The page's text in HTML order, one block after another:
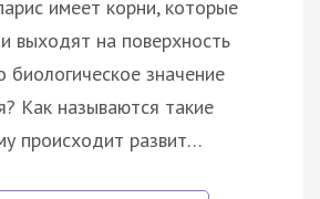
имеет корни, которые
выходят на поверхность
биологическое значение
Как называются такие
происходит развит…